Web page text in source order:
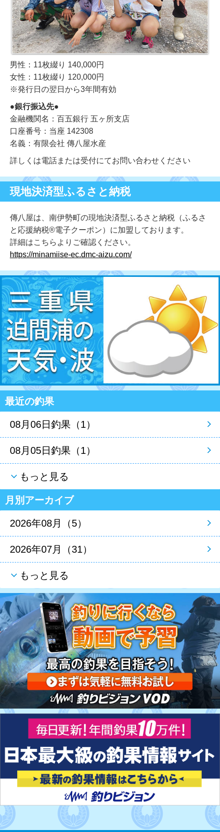
男性：11枚綴り 140,000円
女性：11枚綴り 120,000円
※発行日の翌日から3年間有効
●銀行振込先●
金融機関名：百五銀行 五ヶ所支店
口座番号：当座 142308
名義：有限会社 傳八屋水産
詳しくは電話または受付にてお問い合わせください
現地決済型ふるさと納税
傳八屋は、南伊勢町の現地決済型ふるさと納税（ふるさ
と応援納税®電子クーポン）に加盟しております。
詳細はこちらよりご確認ください。
https://minamiise-ec.dmc-aizu.com/
最近の釣果
08月06日釣果（1）
08月05日釣果（1）
もっと見る
月別アーカイブ
2026年08月（5）
2026年07月（31）
もっと見る